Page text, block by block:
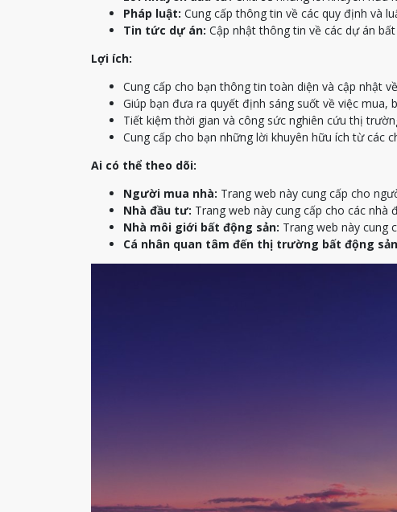
Pháp luật: Cung cấp thông tin về các quy định và
Tin tức dự án: Cập nhật thông tin về các dự án
Lợi ích:
Cung cấp cho bạn thông tin toàn diện và cập nhật
Giúp bạn đưa ra quyết định sáng suốt về việc mua,
Tiết kiệm thời gian và công sức nghiên cứu thị
Cung cấp cho bạn những lời khuyên hữu ích từ các
Ai có thể theo dõi:
Người mua nhà: Trang web này cung cấp cho
Nhà đầu tư: Trang web này cung cấp cho các
Nhà môi giới bất động sản: Trang web này cung
Cá nhân quan tâm đến thị trường bất động